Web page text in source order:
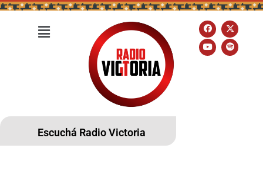
Escuchá Radio Victoria